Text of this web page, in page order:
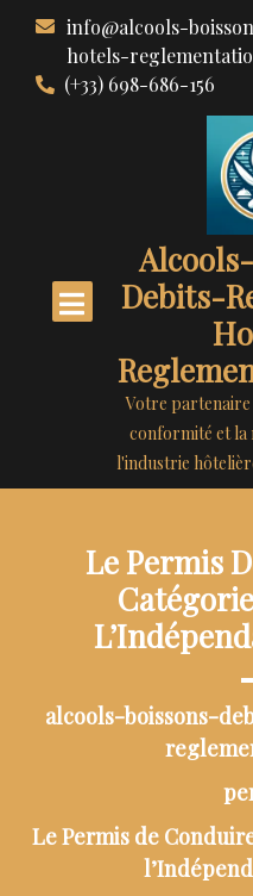
contenu
info@alcools-
hotels-
(+33) 698-686-156
Debits-
Votre
conformité et la
l'industrie
Le Permis
alcools-boissons-
Le Permis de